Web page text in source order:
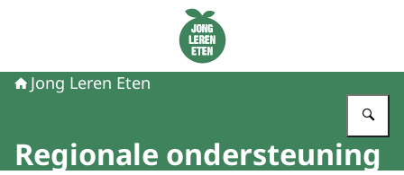
Naar de homepage van Jong Leren Eten
Jong Leren Eten
Regionale ondersteuning